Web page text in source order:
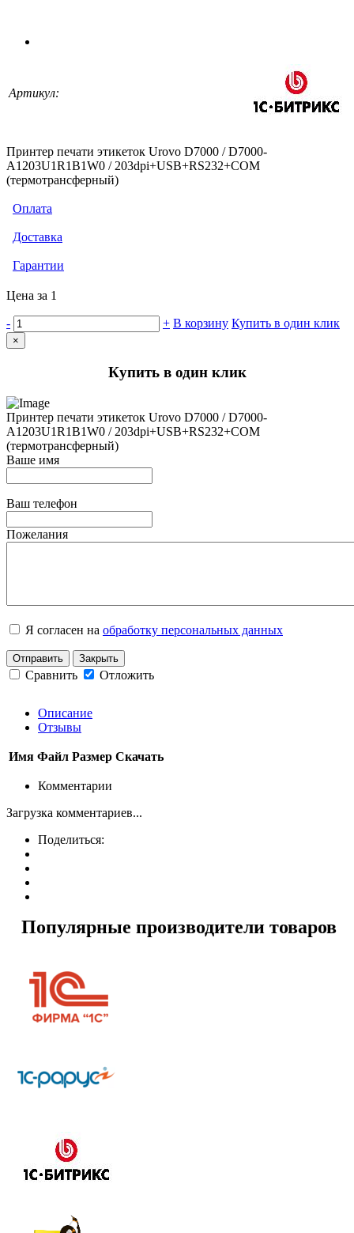
Артикул:
Принтер печати этикеток Urovo D7000 / D7000-
A1203U1R1B1W0 / 203dpi+USB+RS232+COM
(термотрансферный)
Оплата
Доставка
Гарантии
Цена за 1
- + В корзину Купить в один клик
×
Купить в один клик
Принтер печати этикеток Urovo D7000 / D7000-
A1203U1R1B1W0 / 203dpi+USB+RS232+COM
(термотрансферный)
Ваше имя
Ваш телефон
Пожелания
Я согласен на обработку персональных данных
Отправить Закрыть
Сравнить Отложить
Описание
Отзывы
Имя Файл Размер Скачать
Комментарии
Загрузка комментариев...
Поделиться:
Популярные производители товаров